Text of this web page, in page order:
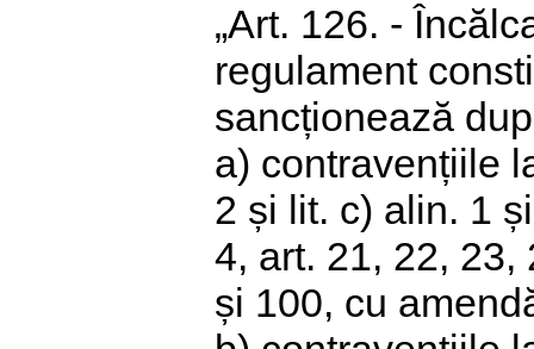
„Art. 126. -
regulament
sancționează
a) contravențiile
2 și lit. c) alin. 1
4, art. 21, 22, 23,
și 100, cu